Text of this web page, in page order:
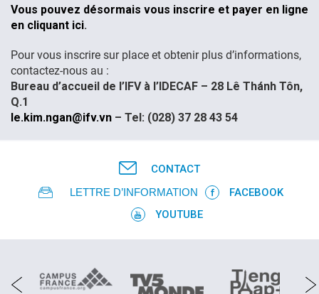
FR
Vous pouvez désormais vous inscrire et payer en ligne
en cliquant ici.
Pour vous inscrire sur place et obtenir plus d’informations,
contactez-nous au :
Bureau d’accueil de l’IFV à l’IDECAF – 28 Lê Thánh Tôn,
Q.1
le.kim.ngan@ifv.vn – Tel: (028) 37 28 43 54
CONTACT
LETTRE D’INFORMATION
FACEBOOK
YOUTUBE